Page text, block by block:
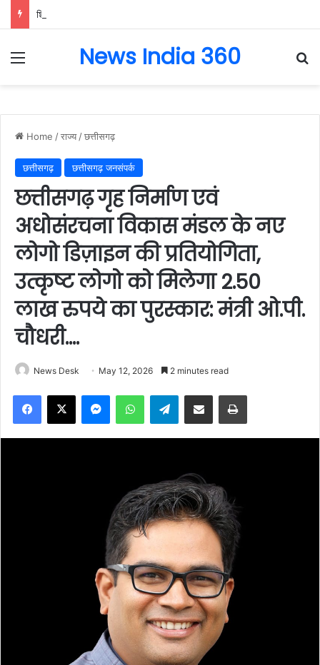
Menu News India 360
Home /राज्य /छत्तीसगढ़
छत्तीसगढ़ छत्तीसगढ़ जनसंपर्क
छत्तीसगढ़ गृह निर्माण एवं
अधोसंरचना विकास मंडल के नए
लोगो डिज़ाइन की प्रतियोगिता,
उत्कृष्ट लोगो को मिलेगा 2.50
लाख रुपये का पुरस्कार: मंत्री ओ.पी.
चौधरी….
News Desk May 12, 2026 2 minutes read
Facebook
X MessengerWhatsAppTelegramShare via Email Print